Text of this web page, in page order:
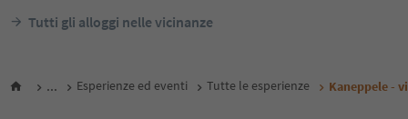
Tutti gli alloggi nelle vicinanze
... Esperienze ed eventi Tutte le esperienze Kaneppele -